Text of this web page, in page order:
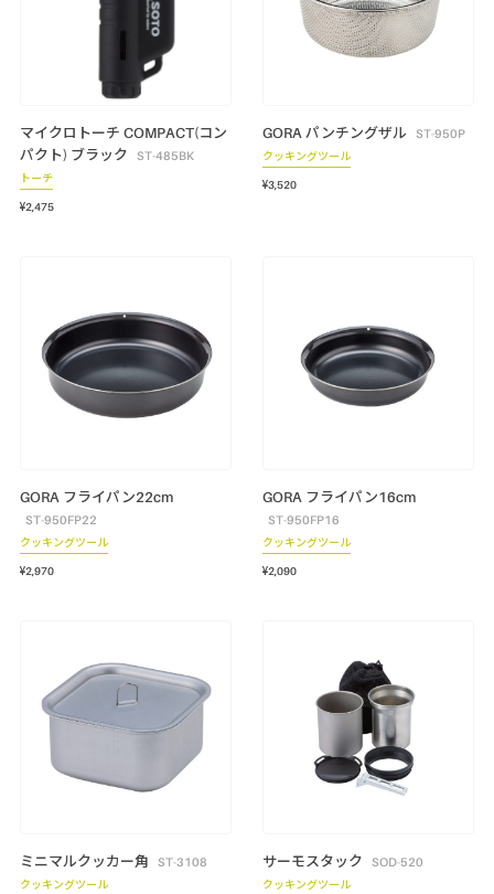
マイクロトーチ COMPACT(コン
パクト) ブラック
ST-485BK
トーチ
¥2,475
GORA パンチングザル ST-950P
クッキングツール
¥3,520
GORA フライパン22cm
ST-950FP22
クッキングツール
¥2,970
GORA フライパン16cm
ST-950FP16
クッキングツール
¥2,090
ミニマルクッカー角 ST-3108
クッキングツール
サーモスタック SOD-520
クッキングツール